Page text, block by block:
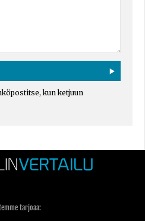
kun ketjuun
tarjoaa: